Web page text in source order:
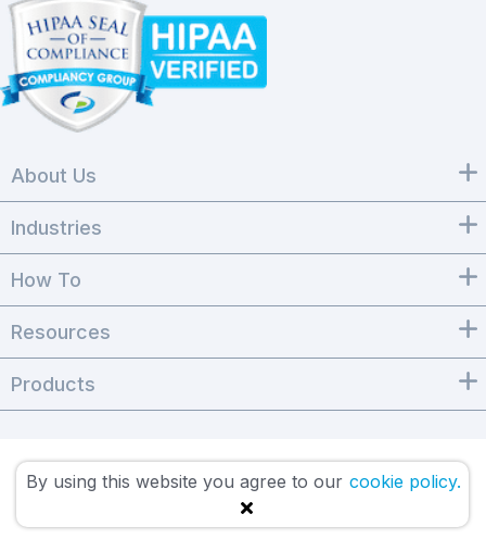
By using this website you agree to our cookie policy.
About Us
Industries
How To
Resources
Products